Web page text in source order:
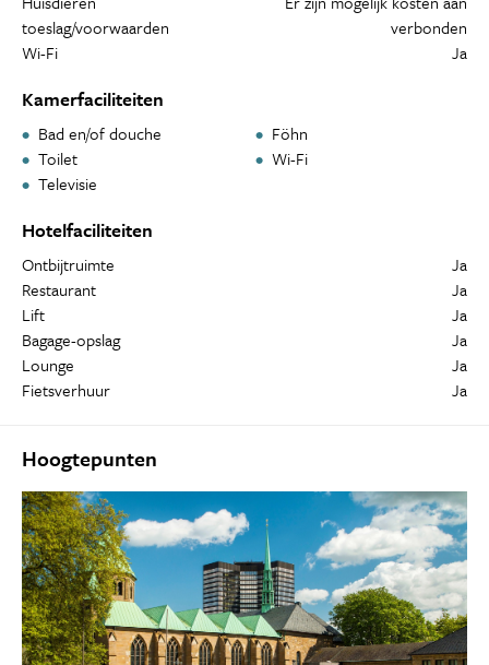
toeslag/voorwaarden
verbonden
Wi-Fi
Ja
Kamerfaciliteiten
Bad en/of douche
Föhn
Toilet
Wi-Fi
Televisie
Hotelfaciliteiten
Ontbijtruimte
Ja
Restaurant
Ja
Lift
Ja
Bagage-opslag
Ja
Lounge
Ja
Fietsverhuur
Ja
Hoogtepunten